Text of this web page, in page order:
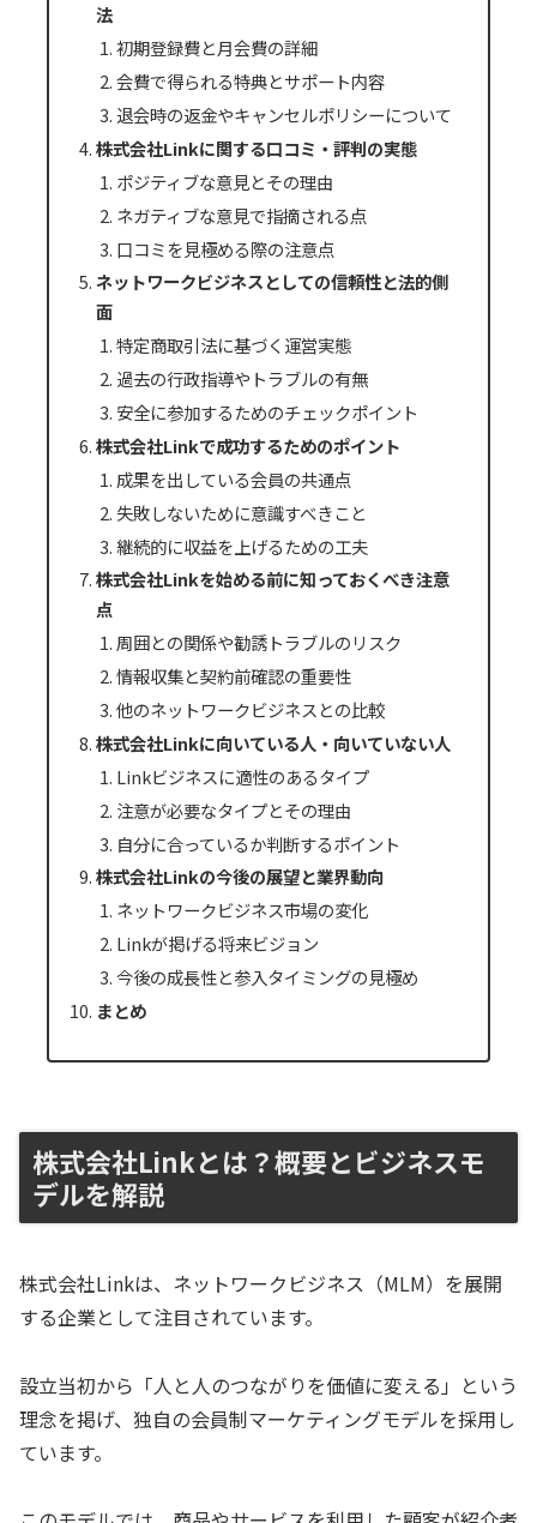
法
初期登録費と月会費の詳細
会費で得られる特典とサポート内容
退会時の返金やキャンセルポリシーについて
株式会社Linkに関する口コミ・評判の実態
ポジティブな意見とその理由
ネガティブな意見で指摘される点
口コミを見極める際の注意点
ネットワークビジネスとしての信頼性と法的側
面
特定商取引法に基づく運営実態
過去の行政指導やトラブルの有無
安全に参加するためのチェックポイント
株式会社Linkで成功するためのポイント
成果を出している会員の共通点
失敗しないために意識すべきこと
継続的に収益を上げるための工夫
株式会社Linkを始める前に知っておくべき注意
点
周囲との関係や勧誘トラブルのリスク
情報収集と契約前確認の重要性
他のネットワークビジネスとの比較
株式会社Linkに向いている人・向いていない人
Linkビジネスに適性のあるタイプ
注意が必要なタイプとその理由
自分に合っているか判断するポイント
株式会社Linkの今後の展望と業界動向
ネットワークビジネス市場の変化
Linkが掲げる将来ビジョン
今後の成長性と参入タイミングの見極め
まとめ
株式会社Linkとは？概要とビジネスモ
デルを解説
株式会社Linkは、ネットワークビジネス（MLM）を展開
する企業として注目されています。
設立当初から「人と人のつながりを価値に変える」という
理念を掲げ、独自の会員制マーケティングモデルを採用し
ています。